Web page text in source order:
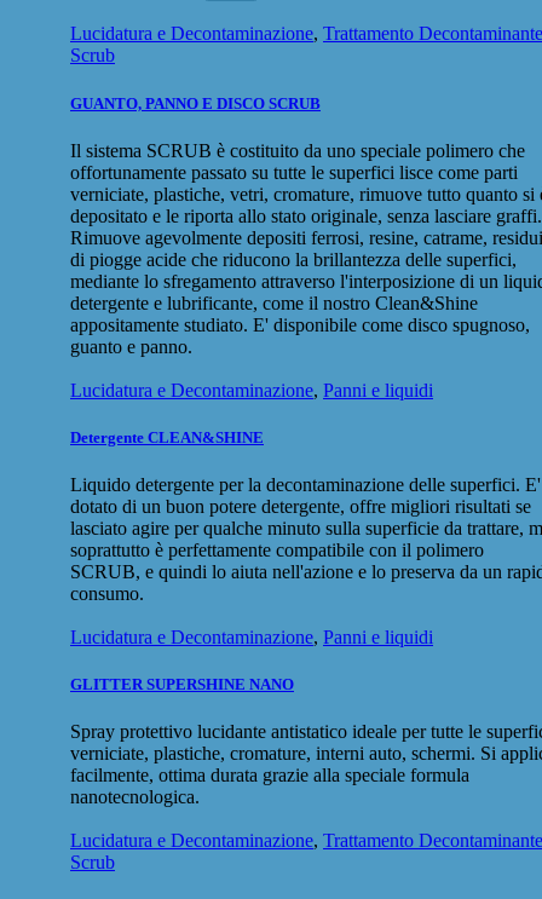
Lucidatura e Decontaminazione, Trattamento Decontaminante
Scrub
GUANTO, PANNO E DISCO SCRUB
Il sistema SCRUB è costituito da uno speciale polimero che
offortunamente passato su tutte le superfici lisce come parti
verniciate, plastiche, vetri, cromature, rimuove tutto quanto si
depositato e le riporta allo stato originale, senza lasciare graffi.
Rimuove agevolmente depositi ferrosi, resine, catrame, residui
di piogge acide che riducono la brillantezza delle superfici,
mediante lo sfregamento attraverso l'interposizione di un
detergente e lubrificante, come il nostro Clean&Shine
appositamente studiato. E' disponibile come disco spugnoso,
guanto e panno.
Lucidatura e Decontaminazione, Panni e liquidi
Detergente CLEAN&SHINE
Liquido detergente per la decontaminazione delle superfici. E'
dotato di un buon potere detergente, offre migliori risultati se
lasciato agire per qualche minuto sulla superficie da trattare,
soprattutto è perfettamente compatibile con il polimero
SCRUB, e quindi lo aiuta nell'azione e lo preserva da un
consumo.
Lucidatura e Decontaminazione, Panni e liquidi
GLITTER SUPERSHINE NANO
Spray protettivo lucidante antistatico ideale per tutte le
verniciate, plastiche, cromature, interni auto, schermi. Si
facilmente, ottima durata grazie alla speciale formula
nanotecnologica.
Lucidatura e Decontaminazione, Trattamento Decontaminante
Scrub